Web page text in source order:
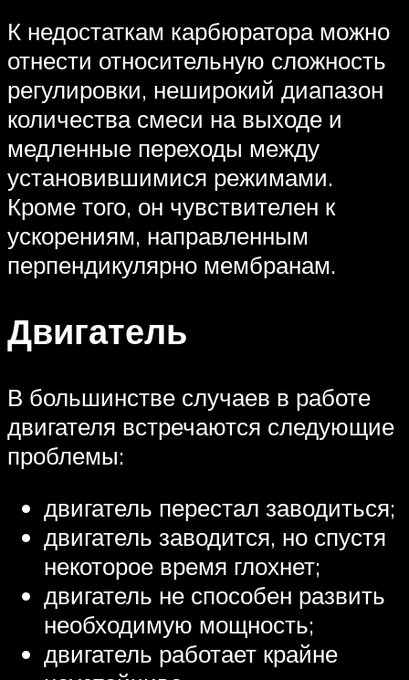
К недостаткам карбюратора можно
отнести относительную сложность
регулировки, неширокий диапазон
количества смеси на выходе и
медленные переходы между
установившимися режимами.
Кроме того, он чувствителен к
ускорениям, направленным
перпендикулярно мембранам.
Двигатель
В большинстве случаев в работе
двигателя встречаются следующие
проблемы:
двигатель перестал заводиться;
двигатель заводится, но спустя
некоторое время глохнет;
двигатель не способен развить
необходимую мощность;
двигатель работает крайне